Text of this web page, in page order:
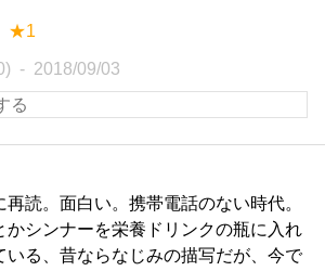
★1
2018/09/03
再読。面白い。携帯電話のない時代。
かシンナーを栄養ドリンクの瓶に入れ
いる、昔ならなじみの描写だが、今で